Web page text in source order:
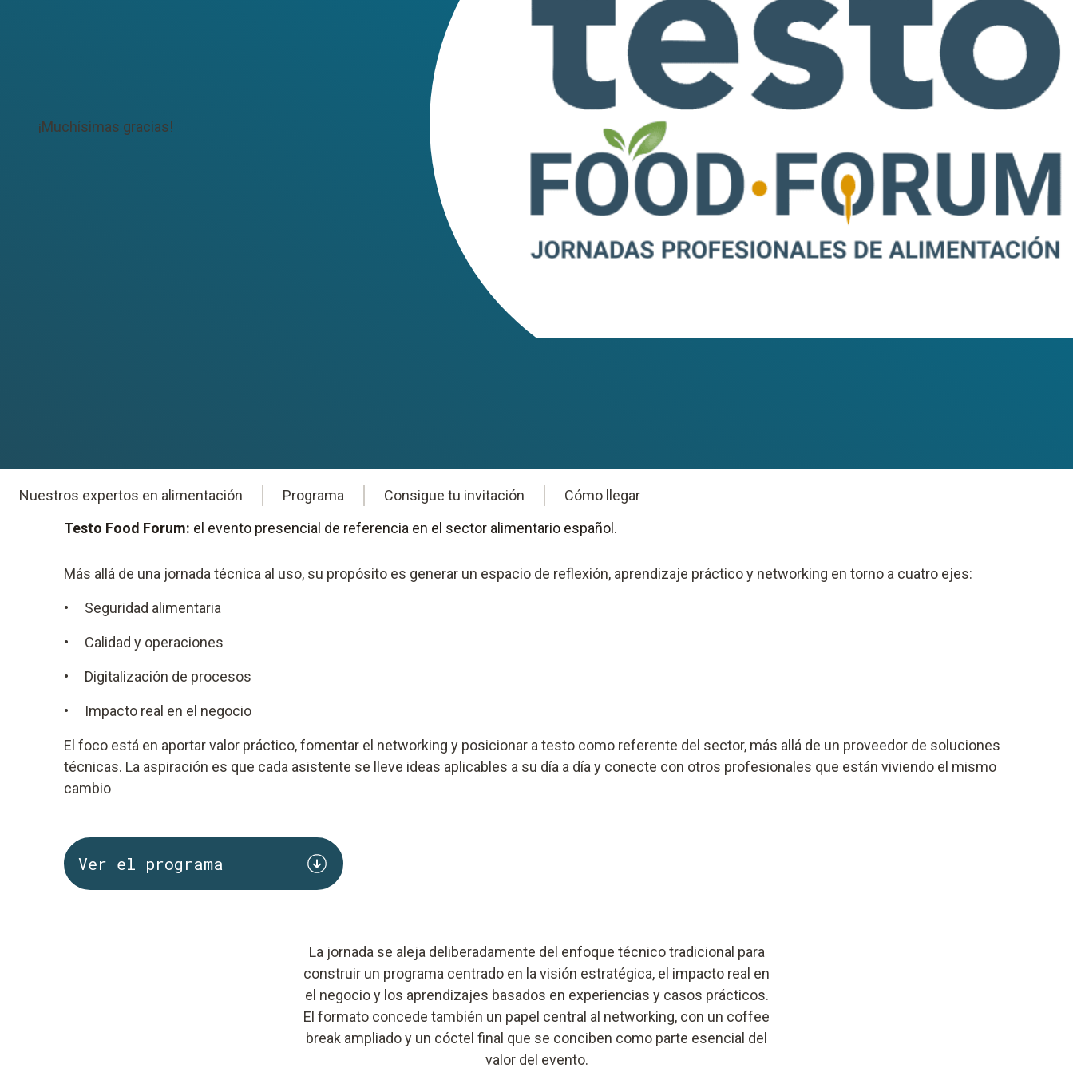
¡Muchísimas gracias!
Nuestros expertos en alimentación Programa Consigue tu invitación
Cómo llegar
Testo Food Forum: el evento presencial de referencia en el sector alimentario español.
Más allá de una jornada técnica al uso, su propósito es generar un espacio de reflexión, aprendizaje práctico y networking en torno a cuatro ejes:
• Seguridad alimentaria
• Calidad y operaciones
• Digitalización de procesos
• Impacto real en el negocio
El foco está en aportar valor práctico, fomentar el networking y posicionar a testo como referente del sector, más allá de un proveedor de soluciones
técnicas. La aspiración es que cada asistente se lleve ideas aplicables a su día a día y conecte con otros profesionales que están viviendo el mismo
cambio
Ver el programa
La jornada se aleja deliberadamente del enfoque técnico tradicional para
construir un programa centrado en la visión estratégica, el impacto real en
el negocio y los aprendizajes basados en experiencias y casos prácticos.
El formato concede también un papel central al networking, con un coffee
break ampliado y un cóctel final que se conciben como parte esencial del
valor del evento.